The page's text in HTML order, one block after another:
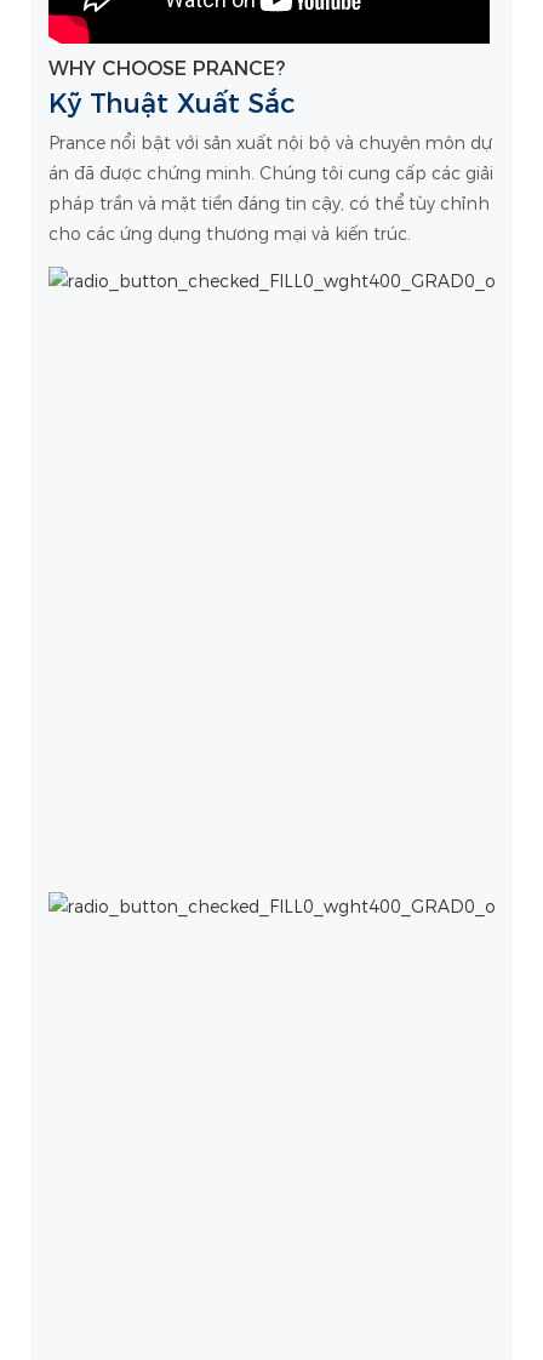
WHY CHOOSE PRANCE?
Kỹ Thuật Xuất Sắc
Prance nổi bật với sản xuất nội bộ và chuyên môn dự
án đã được chứng minh. Chúng tôi cung cấp các giải
pháp trần và mặt tiền đáng tin cậy, có thể tùy chỉnh
cho các ứng dụng thương mại và kiến ​​trúc.